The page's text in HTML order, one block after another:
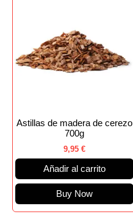
Astillas de madera de cerezo
700g
9,95 €
Añadir al carrito
Buy Now